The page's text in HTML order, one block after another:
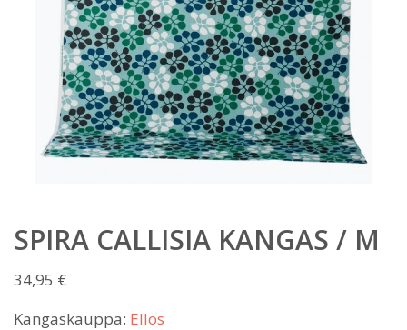
SPIRA CALLISIA KANGAS / M
34,95 €
Kangaskauppa: Ellos